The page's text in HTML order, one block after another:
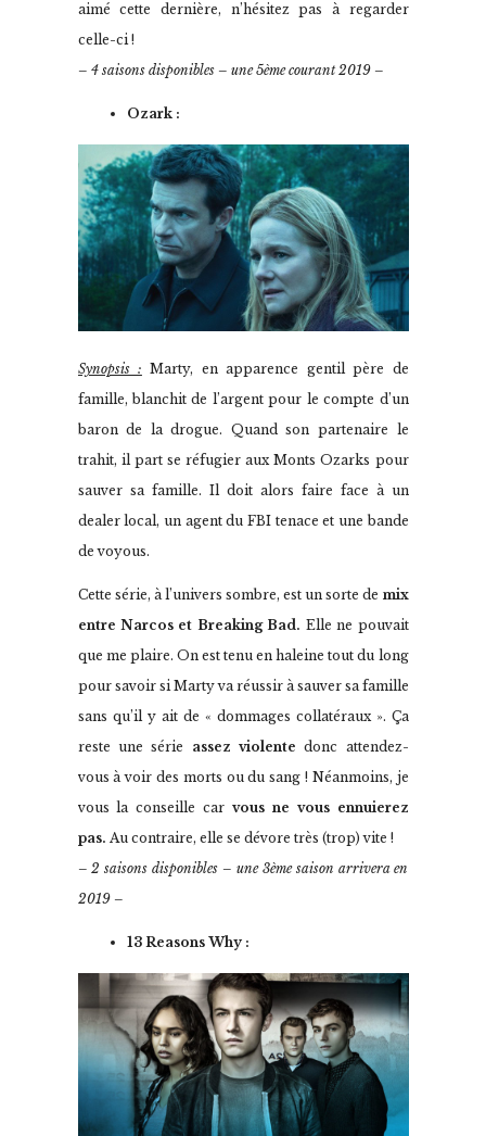
aimé cette dernière, n’hésitez pas à regarder
celle-ci !
– 4 saisons disponibles – une 5ème courant 2019 –
Ozark :
Synopsis : Marty, en apparence gentil père de
famille, blanchit de l’argent pour le compte d’un
baron de la drogue. Quand son partenaire le
trahit, il part se réfugier aux Monts Ozarks pour
sauver sa famille. Il doit alors faire face à un
dealer local, un agent du FBI tenace et une bande
de voyous.
Cette série, à l’univers sombre, est un sorte de mix
entre Narcos et Breaking Bad. Elle ne pouvait
que me plaire. On est tenu en haleine tout du long
pour savoir si Marty va réussir à sauver sa famille
sans qu’il y ait de « dommages collatéraux ». Ça
reste une série assez violente donc attendez-
vous à voir des morts ou du sang ! Néanmoins, je
vous la conseille car vous ne vous ennuierez
pas. Au contraire, elle se dévore très (trop) vite !
– 2 saisons disponibles – une 3ème saison arrivera en
2019 –
13 Reasons Why :